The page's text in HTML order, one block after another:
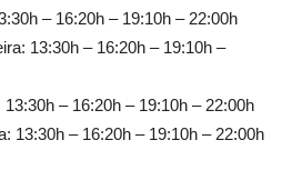
– 16:20h – 19:10h – 22:00h
13:30h – 16:20h – 19:10h –
– 16:20h – 19:10h – 22:00h
13:30h – 16:20h – 19:10h – 22:00h